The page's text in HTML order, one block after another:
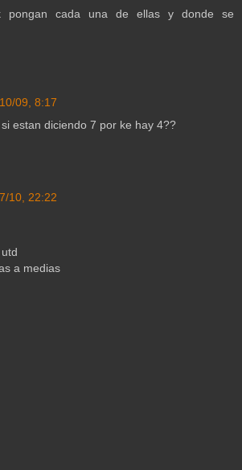
pongan cada una de ellas y donde se
09, 8:17
estan diciendo 7 por ke hay 4??
10, 22:22
a medias